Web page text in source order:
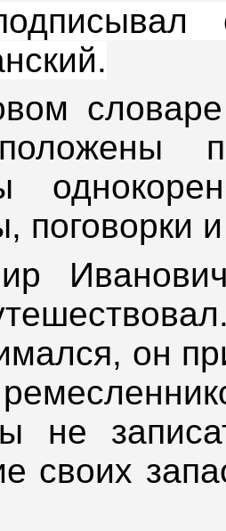
поговорки
он
не
своих